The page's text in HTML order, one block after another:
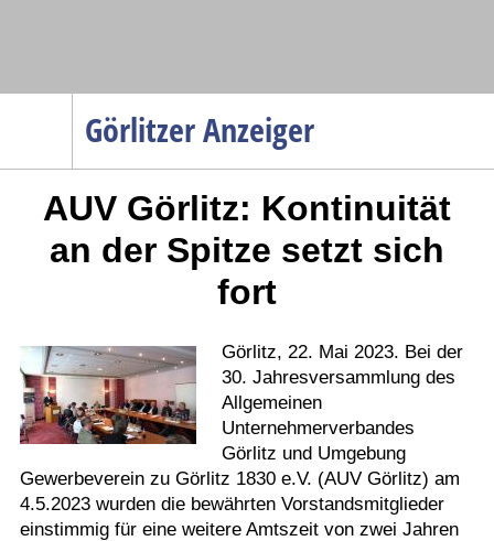
Görlitzer Anzeiger
Menüpunkte
Politik
Gesellschaft
Verkehr
Gesundheit
Sport
Termine
AUV Görlitz: Kontinuität
an der Spitze setzt sich
fort
Görlitz, 22. Mai 2023. Bei der
30. Jahresversammlung des
Allgemeinen
Unternehmerverbandes
Görlitz und Umgebung
Gewerbeverein zu Görlitz 1830 e.V. (AUV Görlitz) am
4.5.2023 wurden die bewährten Vorstandsmitglieder
einstimmig für eine weitere Amtszeit von zwei Jahren